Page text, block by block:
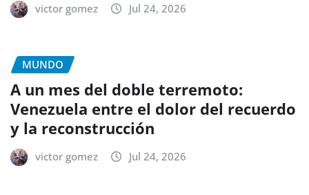
victor gomez Jul 24, 2026
MUNDO
A un mes del doble terremoto:
Venezuela entre el dolor del recuerdo
y la reconstrucción
victor gomez Jul 24, 2026